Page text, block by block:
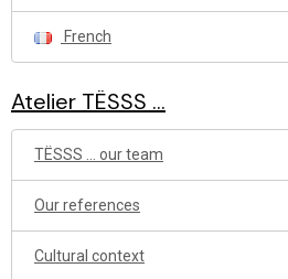
French
Atelier TËSSS ...
TËSSS ... our team
Our references
Cultural context